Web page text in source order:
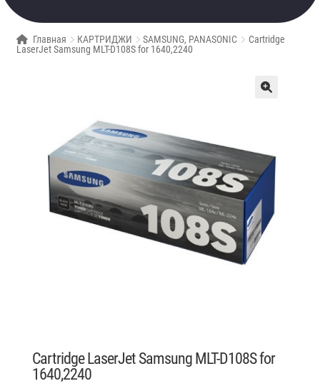
Главная КАРТРИДЖИ SAMSUNG, PANASONIC
Cartridge
LaserJet Samsung MLT-D108S for 1640,2240
Cartridge LaserJet Samsung MLT-D108S for
1640,2240